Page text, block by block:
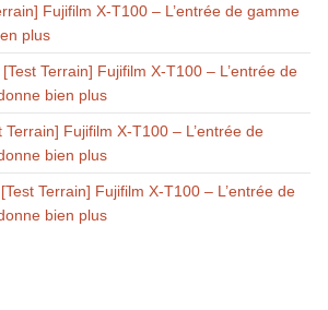
Fujifilm X-T100 – L’entrée de gamme
plus
[Test Terrain] Fujifilm X-T100 – L’entrée de
bien plus
Terrain] Fujifilm X-T100 – L’entrée de
bien plus
[Test Terrain] Fujifilm X-T100 – L’entrée de
bien plus